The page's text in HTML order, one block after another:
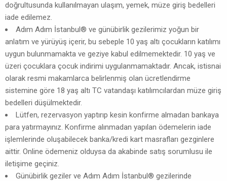
doğrultusunda kullanılmayan ulaşım, yemek, müze giriş bedelleri
iade edilemez.
Adım Adım İstanbul® ve günübirlik gezilerimiz yoğun bir
anlatım ve yürüyüş içerir, bu sebeple 10 yaş altı çocukların katılımı
uygun bulunmamakta ve geziye kabul edilmemektedir. 10 yaş ve
üzeri çocuklara çocuk indirimi uygulanmamaktadır. Ancak, istisnai
olarak resmi makamlarca belirlenmiş olan ücretlendirme
sistemine göre 18 yaş altı TC vatandaşı katılımcılardan müze giriş
bedelleri düşülmektedir.
Lütfen, rezervasyon yaptırıp kesin konfirme almadan bankaya
para yatırmayınız. Konfirme alınmadan yapılan ödemelerin iade
işlemlerinde oluşabilecek banka/kredi kart masrafları gezginlere
aittir. Online ödemeniz olduysa da akabinde satış sorumlusu ile
iletişime geçiniz.
Günübirlik geziler ve Adım Adım İstanbul® gezilerinde